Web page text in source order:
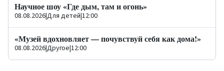
Научное шоу «Где дым, там и огонь»
08.08.2026|Для детей|12:00
«Музей вдохновляет — почувствуй себя как дома!»
08.08.2026|Другое|12:00